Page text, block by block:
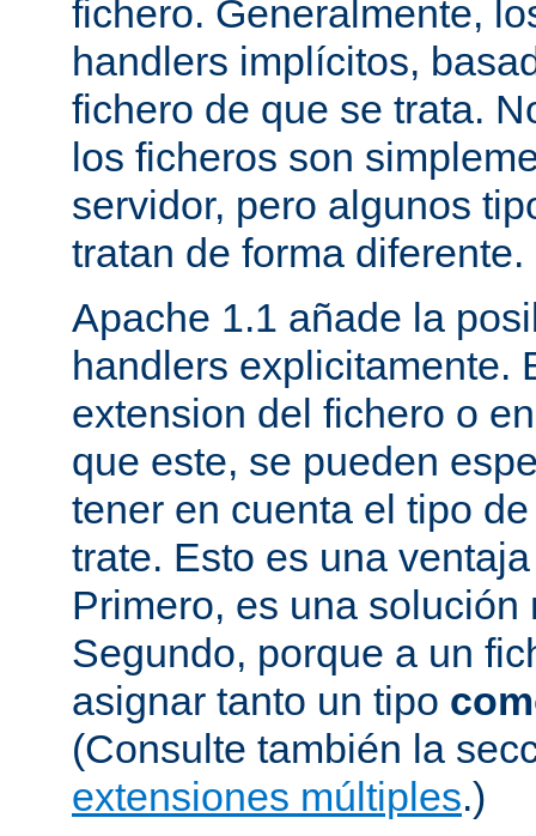
fichero. Generalmente,
handlers implícitos,
fichero de que se trata.
los ficheros son
servidor, pero algunos
tratan de forma diferente.
Apache 1.1 añade la
handlers explicitamente.
extension del fichero o
que este, se pueden
tener en cuenta el tipo
trate. Esto es una
Primero, es una solución
Segundo, porque a un
asignar tanto un tipo
(Consulte también la
extensiones múltiples.)